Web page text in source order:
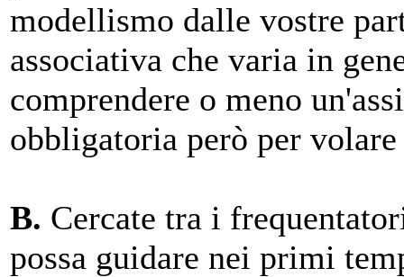
modellismo dalle vostre
associativa che varia in
comprendere o meno
obbligatoria però per
B. Cercate tra i
possa guidare nei primi